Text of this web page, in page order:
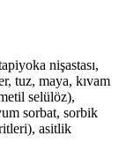
nişastası,
tuz, maya, kıvam
selülöz),
sorbat, sorbik
asitlik